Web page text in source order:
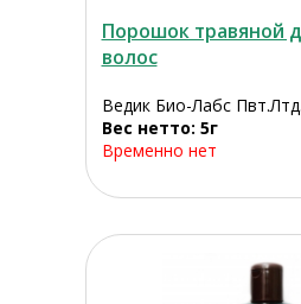
Порошок травяной
волос
Ведик Био-Лабс
Вес нетто: 5г
Временно нет